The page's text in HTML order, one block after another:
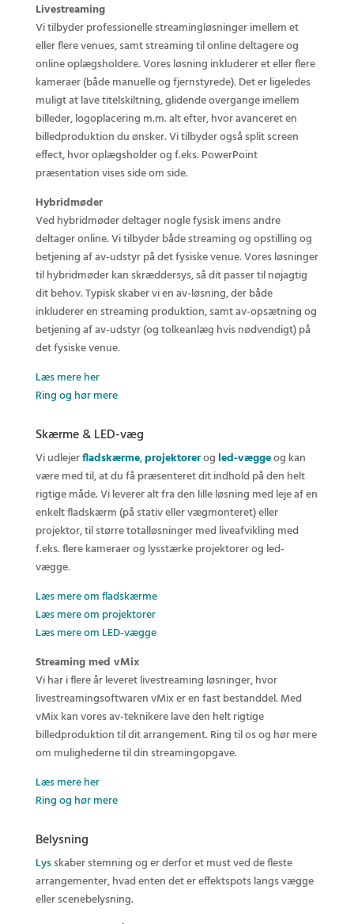
Livestreaming
Vi tilbyder professionelle streamingløsninger imellem et
eller flere venues, samt streaming til online deltagere og
online oplægsholdere. Vores løsning inkluderer et eller flere
kameraer (både manuelle og fjernstyrede). Det er ligeledes
muligt at lave titelskiltning, glidende overgange imellem
billeder, logoplacering m.m. alt efter, hvor avanceret en
billedproduktion du ønsker. Vi tilbyder også split screen
effect, hvor oplægsholder og f.eks. PowerPoint
præsentation vises side om side.
Hybridmøder
Ved hybridmøder deltager nogle fysisk imens andre
deltager online. Vi tilbyder både streaming og opstilling og
betjening af av-udstyr på det fysiske venue. Vores løsninger
til hybridmøder kan skræddersys, så dit passer til nøjagtig
dit behov. Typisk skaber vi en av-løsning, der både
inkluderer en streaming produktion, samt av-opsætning og
betjening af av-udstyr (og tolkeanlæg hvis nødvendigt) på
det fysiske venue.
Læs mere her
Ring og hør mere
Skærme & LED-væg
Vi udlejerfladskærme,projektorerogled-væggeog kan
være med til, at du få præsenteret dit indhold på den helt
rigtige måde. Vi leverer alt fra den lille løsning med leje af en
enkelt fladskærm (på stativ eller vægmonteret) eller
projektor, til større totalløsninger med liveafvikling med
f.eks. flere kameraer og lysstærke projektorer og led-
vægge.
Læs mere om fladskærme
Læs mere om projektorer
Læs mere om LED-vægge
Streaming med vMix
Vi har i flere år leveret livestreaming løsninger, hvor
livestreamingsoftwaren vMix er en fast bestanddel. Med
vMix kan vores av-teknikere lave den helt rigtige
billedproduktion til dit arrangement. Ring til os og hør mere
om mulighederne til din streamingopgave.
Læs mere her
Ring og hør mere
Belysning
Lysskaber stemning og er derfor et must ved de fleste
arrangementer, hvad enten det er effektspots langs vægge
eller scenebelysning.